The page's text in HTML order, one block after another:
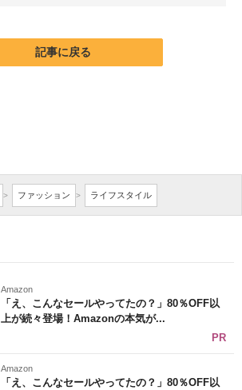
記事に戻る
> ファッション > ライフスタイル
Amazon
「え、こんなセールやってたの？」80％OFF以
上が続々登場！Amazonの本気が...
PR
Amazon
「え、こんなセールやってたの？」80％OFF以